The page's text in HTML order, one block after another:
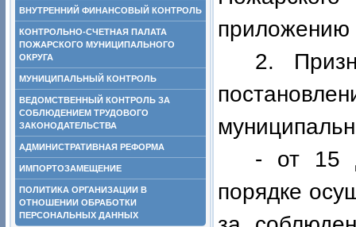
ВНУТРЕННИЙ ФИНАНСОВЫЙ КОНТРОЛЬ
КОНТРОЛЬНО-СЧЕТНАЯ ПАЛАТА
ПОЖАРСКОГО МУНИЦИПАЛЬНОГО
ОКРУГА
МУНИЦИПАЛЬНЫЙ КОНТРОЛЬ
ВЕДОМСТВЕННЫЙ КОНТРОЛЬ ЗА
СОБЛЮДЕНИЕМ ТРУДОВОГО
ЗАКОНОДАТЕЛЬСТВА
АДМИНИСТРАТИВНАЯ РЕФОРМА
ИМПОРТОЗАМЕЩЕНИЕ
ПОЛИТИКА ОРГАНИЗАЦИИ В
ОТНОШЕНИИ ОБРАБОТКИ
ПЕРСОНАЛЬНЫХ ДАННЫХ
приложению
2.
- от 15
порядке